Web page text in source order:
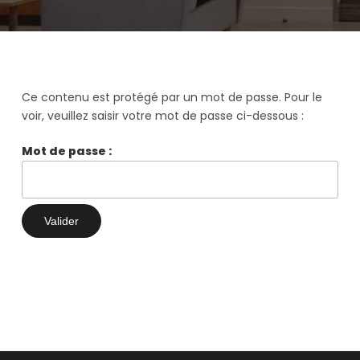
Ce contenu est protégé par un mot de passe. Pour le
voir, veuillez saisir votre mot de passe ci-dessous :
Mot de passe :